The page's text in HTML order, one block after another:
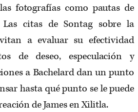
fotografías como pautas de
citas de Sontag sobre la
a evaluar su efectividad
de deseo, especulación y
a Bachelard dan un punto
hasta qué punto se le puede
de James en Xilitla.